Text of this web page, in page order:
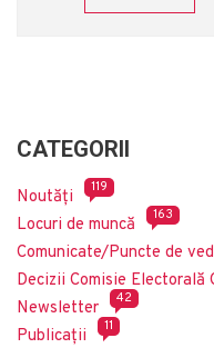
CATEGORII
Noutăți 119
Locuri de muncă 163
Comunicate/Puncte de
Decizii Comisie Electorală
Newsletter 42
Publicații 11